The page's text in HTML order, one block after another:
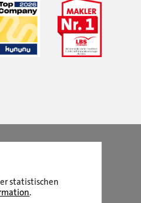
statistischen
.